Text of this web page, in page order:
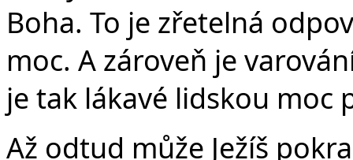
Boha. To je zřetelná
moc. A zároveň je
je tak lákavé lidskou moc
Až odtud může Ježíš